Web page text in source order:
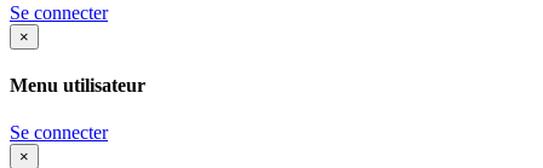
Se connecter
×
Menu utilisateur
Se connecter
×